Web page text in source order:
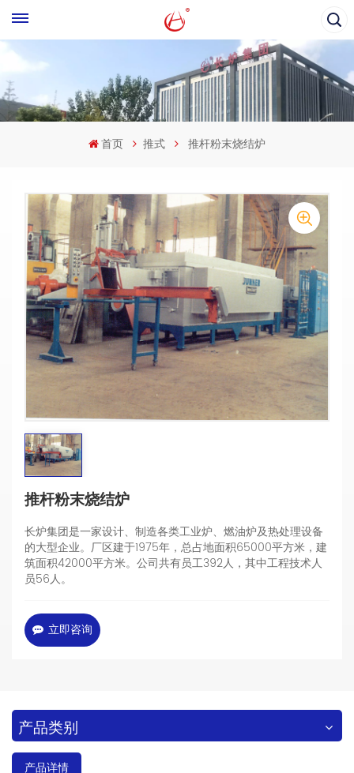
首页 推式 推杆粉末烧结炉
推杆粉末烧结炉
长炉集团是一家设计、制造各类工业炉、燃油炉及热处理设备
的大型企业。厂区建于1975年，总占地面积65000平方米，建
筑面积42000平方米。公司共有员工392人，其中工程技术人
员56人。
立即咨询
产品类别
产品详情